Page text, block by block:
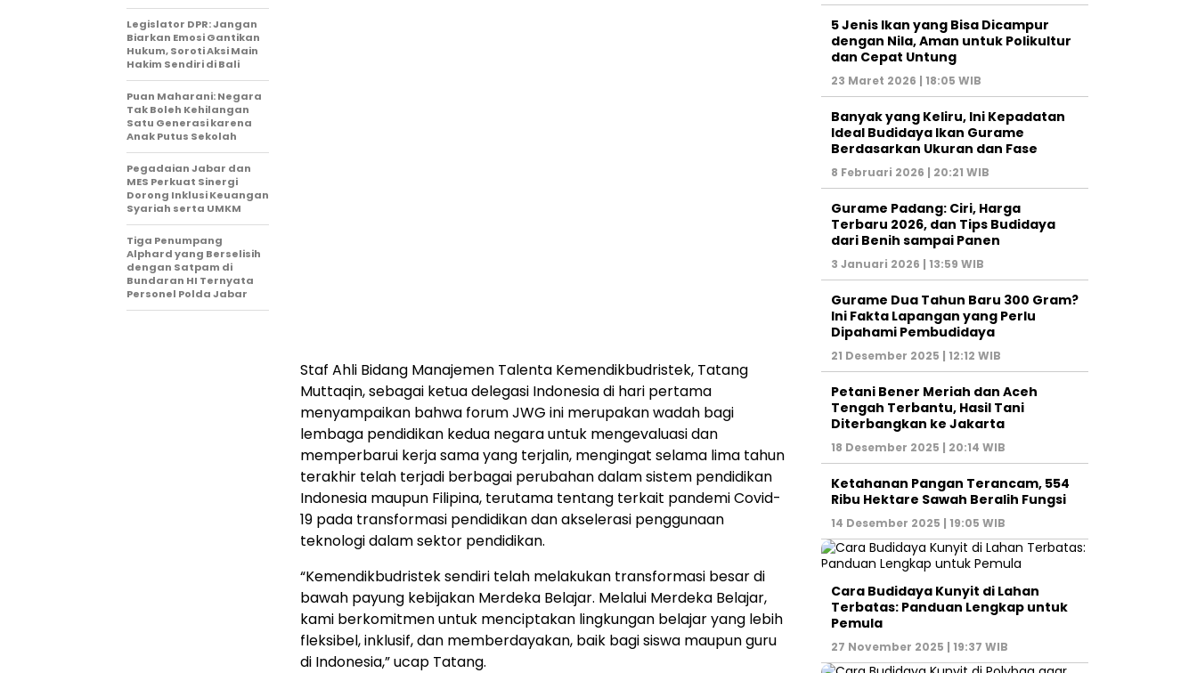
Staf Ahli Bidang Manajemen Talenta Kemendikbudristek, Tatang
Muttaqin, sebagai ketua delegasi Indonesia di hari pertama
menyampaikan bahwa forum JWG ini merupakan wadah bagi
lembaga pendidikan kedua negara untuk mengevaluasi dan
memperbarui kerja sama yang terjalin, mengingat selama lima tahun
terakhir telah terjadi berbagai perubahan dalam sistem pendidikan
Indonesia maupun Filipina, terutama tentang terkait pandemi Covid-
19 pada transformasi pendidikan dan akselerasi penggunaan
teknologi dalam sektor pendidikan.
“Kemendikbudristek sendiri telah melakukan transformasi besar di
bawah payung kebijakan Merdeka Belajar. Melalui Merdeka Belajar,
kami berkomitmen untuk menciptakan lingkungan belajar yang lebih
fleksibel, inklusif, dan memberdayakan, baik bagi siswa maupun guru
di Indonesia,” ucap Tatang.
Legislator DPR: Jangan
Biarkan Emosi Gantikan
Hukum, Soroti Aksi Main
Hakim Sendiri di Bali
Puan Maharani: Negara
Tak Boleh Kehilangan
Satu Generasi karena
Anak Putus Sekolah
Pegadaian Jabar dan
MES Perkuat Sinergi
Dorong Inklusi Keuangan
Syariah serta UMKM
Tiga Penumpang
Alphard yang Berselisih
dengan Satpam di
Bundaran HI Ternyata
Personel Polda Jabar
5 Jenis Ikan yang Bisa Dicampur
dengan Nila, Aman untuk Polikultur
dan Cepat Untung
23 Maret 2026 | 18:05 WIB
Banyak yang Keliru, Ini Kepadatan
Ideal Budidaya Ikan Gurame
Berdasarkan Ukuran dan Fase
8 Februari 2026 | 20:21 WIB
Gurame Padang: Ciri, Harga
Terbaru 2026, dan Tips Budidaya
dari Benih sampai Panen
3 Januari 2026 | 13:59 WIB
Gurame Dua Tahun Baru 300 Gram?
Ini Fakta Lapangan yang Perlu
Dipahami Pembudidaya
21 Desember 2025 | 12:12 WIB
Petani Bener Meriah dan Aceh
Tengah Terbantu, Hasil Tani
Diterbangkan ke Jakarta
18 Desember 2025 | 20:14 WIB
Ketahanan Pangan Terancam, 554
Ribu Hektare Sawah Beralih Fungsi
14 Desember 2025 | 19:05 WIB
Cara Budidaya Kunyit di Lahan
Terbatas: Panduan Lengkap untuk
Pemula
27 November 2025 | 19:37 WIB